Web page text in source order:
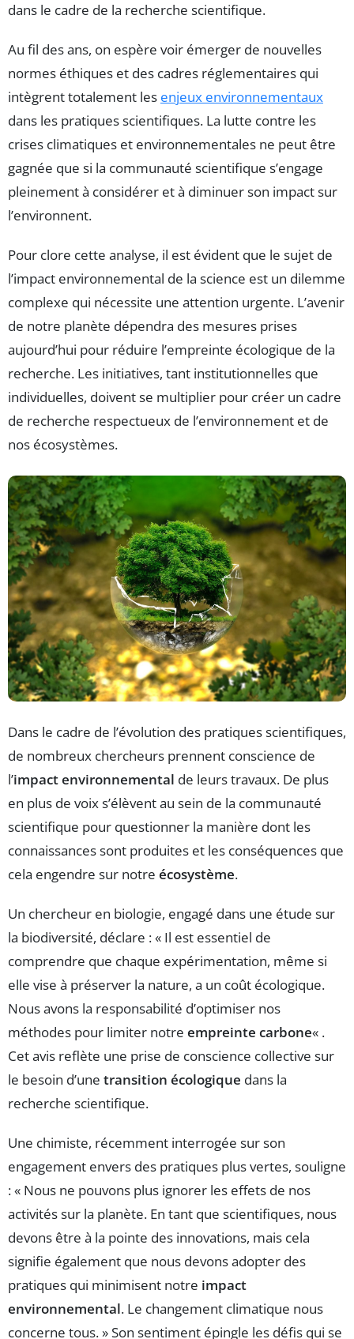
dans le cadre de la recherche scientifique.
Au fil des ans, on espère voir émerger de nouvelles
normes éthiques et des cadres réglementaires qui
intègrent totalement les enjeux environnementaux
dans les pratiques scientifiques. La lutte contre les
crises climatiques et environnementales ne peut être
gagnée que si la communauté scientifique s’engage
pleinement à considérer et à diminuer son impact sur
l’environnent.
Pour clore cette analyse, il est évident que le sujet de
l’impact environnemental de la science est un dilemme
complexe qui nécessite une attention urgente. L’avenir
de notre planète dépendra des mesures prises
aujourd’hui pour réduire l’empreinte écologique de la
recherche. Les initiatives, tant institutionnelles que
individuelles, doivent se multiplier pour créer un cadre
de recherche respectueux de l’environnement et de
nos écosystèmes.
Dans le cadre de l’évolution des pratiques scientifiques,
de nombreux chercheurs prennent conscience de
l’impact environnemental de leurs travaux. De plus
en plus de voix s’élèvent au sein de la communauté
scientifique pour questionner la manière dont les
connaissances sont produites et les conséquences que
cela engendre sur notre écosystème.
Un chercheur en biologie, engagé dans une étude sur
la biodiversité, déclare : « Il est essentiel de
comprendre que chaque expérimentation, même si
elle vise à préserver la nature, a un coût écologique.
Nous avons la responsabilité d’optimiser nos
méthodes pour limiter notre empreinte carbone« .
Cet avis reflète une prise de conscience collective sur
le besoin d’une transition écologique dans la
recherche scientifique.
Une chimiste, récemment interrogée sur son
engagement envers des pratiques plus vertes, souligne
: « Nous ne pouvons plus ignorer les effets de nos
activités sur la planète. En tant que scientifiques, nous
devons être à la pointe des innovations, mais cela
signifie également que nous devons adopter des
pratiques qui minimisent notre impact
environnemental. Le changement climatique nous
concerne tous. » Son sentiment épingle les défis qui se